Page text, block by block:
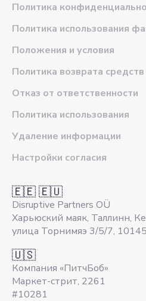
Политика
Политика использования
Положения и условия
Политика возврата средств
Отказ от ответственности
Политика использования
Удаление информации
Настройки согласия
🇪🇪 🇪🇺
Disruptive Partners OÜ
Харьюский маяк, Таллинн,
улица Торнимяэ 3/5/7, 10145
🇺🇸
Компания «ПитчБоб»
Маркет-стрит, 2261
#10281